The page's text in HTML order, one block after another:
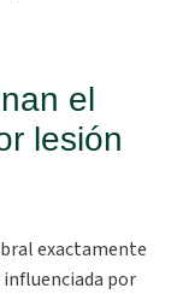
el
lesión
exactamente
influenciada por